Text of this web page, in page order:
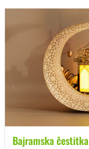
Bajramska čestitka